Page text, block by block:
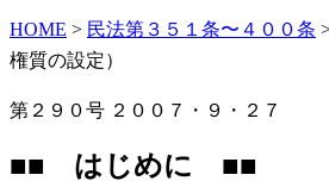
HOME > 民法第３５１条〜４００条
権質の設定）
第２９０号 ２００７・９・２７
■■ はじめに ■■